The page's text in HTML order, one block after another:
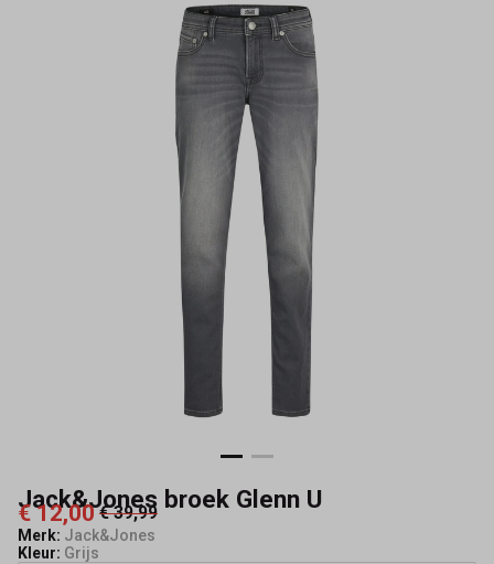
Keez&Co
Jack&Jones broek Glenn U
€ 12,00 € 39,99
Merk: Jack&Jones
Kleur: Grijs